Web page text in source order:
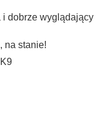
i dobrze wyglądający
na stanie!